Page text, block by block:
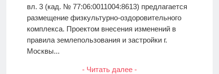
вл. 3 (кад. № 77:06:0011004:8613) предлагается
размещение физкультурно-оздоровительного
комплекса. Проектом внесения изменений в
правила землепользования и застройки г.
Москвы...
- Читать далее -